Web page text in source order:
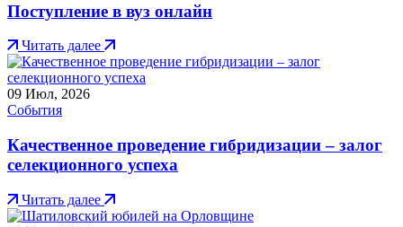
Поступление в вуз онлайн
Читать далее
09 Июл, 2026
События
Качественное проведение гибридизации – залог
селекционного успеха
Читать далее